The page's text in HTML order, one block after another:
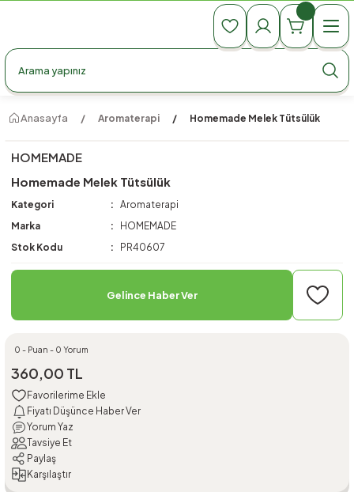
990 TL Üzeri Ücretsiz Kargo
990 TL Üzeri Ücretsiz Kargo
Anasayfa Aromaterapi Homemade Melek Tütsülük
HOMEMADE
Homemade Melek Tütsülük
Kategori
Aromaterapi
Marka
HOMEMADE
Stok Kodu
PR40607
Gelince Haber Ver
0 - Puan - 0 Yorum
360,00 TL
Fiyatı Düşünce Haber Ver
Yorum Yaz
Tavsiye Et
Paylaş
Karşılaştır